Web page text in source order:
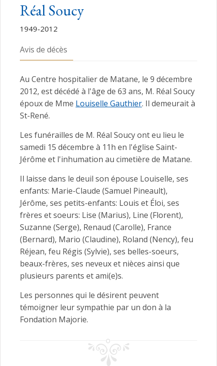
Réal Soucy
1949-2012
Avis de décès
Au Centre hospitalier de Matane, le 9 décembre
2012, est décédé à l'âge de 63 ans, M. Réal Soucy
époux de Mme Louiselle Gauthier. Il demeurait à
St-René.
Les funérailles de M. Réal Soucy ont eu lieu le
samedi 15 décembre à 11h en l'église Saint-
Jérôme et l'inhumation au cimetière de Matane.
Il laisse dans le deuil son épouse Louiselle, ses
enfants: Marie-Claude (Samuel Pineault),
Jérôme, ses petits-enfants: Louis et Éloi, ses
frères et soeurs: Lise (Marius), Line (Florent),
Suzanne (Serge), Renaud (Carolle), France
(Bernard), Mario (Claudine), Roland (Nency), feu
Réjean, feu Régis (Sylvie), ses belles-soeurs,
beaux-frères, ses neveux et nièces ainsi que
plusieurs parents et ami(e)s.
Les personnes qui le désirent peuvent
témoigner leur sympathie par un don à la
Fondation Majorie.